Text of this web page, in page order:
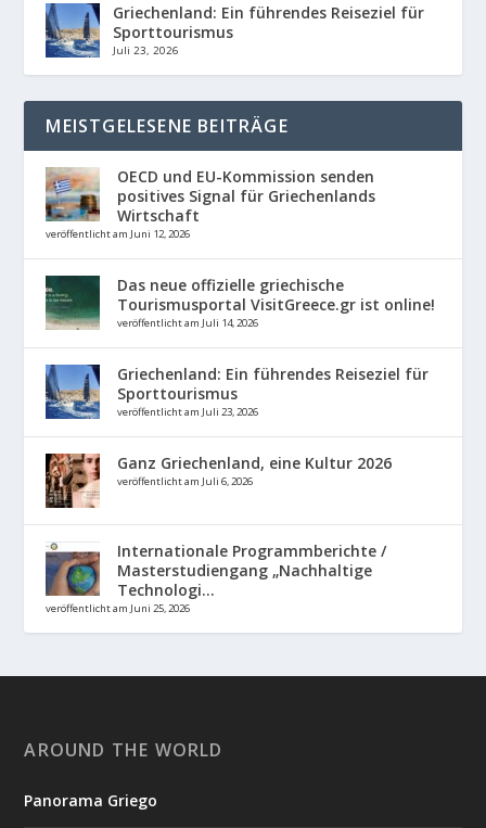
Griechenland: Ein führendes Reiseziel für
Sporttourismus
Juli 23, 2026
MEISTGELESENE BEITRÄGE
OECD und EU-Kommission senden
positives Signal für Griechenlands
Wirtschaft
veröffentlicht am Juni 12, 2026
Das neue offizielle griechische
Tourismusportal VisitGreece.gr ist online!
veröffentlicht am Juli 14, 2026
Griechenland: Ein führendes Reiseziel für
Sporttourismus
veröffentlicht am Juli 23, 2026
Ganz Griechenland, eine Kultur 2026
veröffentlicht am Juli 6, 2026
Internationale Programmberichte /
Masterstudiengang „Nachhaltige
Technologi...
veröffentlicht am Juni 25, 2026
AROUND THE WORLD
Panorama Griego